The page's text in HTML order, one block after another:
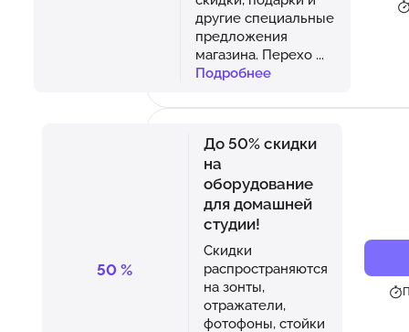
другие специальные
предложения
магазина. Перехо ...
Подробнее
50 %
До 50% скидки
на
оборудование
для домашней
студии!
Скидки
распространяются
на зонты,
отражатели,
фотофоны, стойки